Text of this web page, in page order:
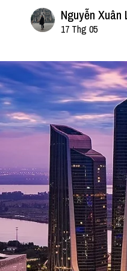
Nguyễn Xuân
17 Thg 05